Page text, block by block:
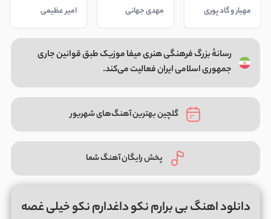
مهیار و گاد پوری مهدی جهانی امیر عظیمی
رسانهٔ بزرگ فرهنگی هنری میفا موزیک طبق قوانین جاری
جمهوری اسلامی ایران فعالیت می‌کند.
گلچین بهترین آهنگ‌های شهریور
پخش رایگان آهنگ شما
دانلود اهنگ بی برارم نکو داغدارم نکو خیلی غصه